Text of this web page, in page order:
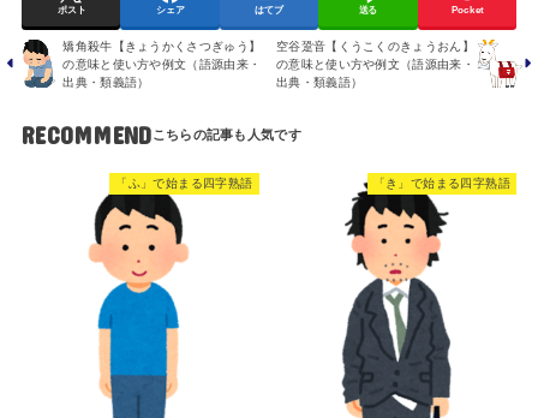
ポスト シェア はてブ 送る Pocket
矯角殺牛【きょうかくさつぎゅう】
の意味と使い方や例文（語源由来・
出典・類義語）
空谷跫音【くうこくのきょうおん】
の意味と使い方や例文（語源由来・
出典・類義語）
RECOMMEND
「ふ」で始まる四字熟語 「き」で始まる四字熟語